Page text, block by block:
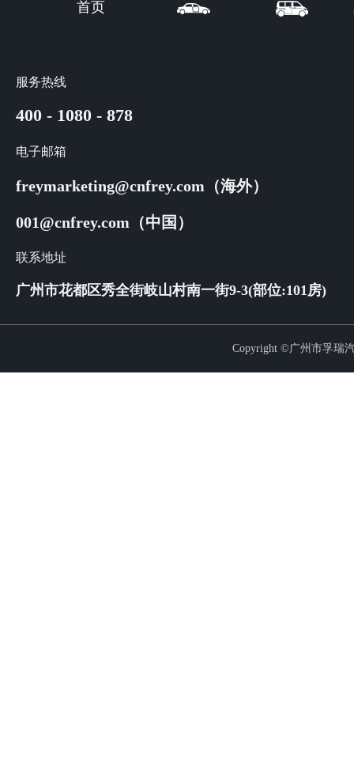
首页
服务热线
400 - 1080 - 878
电子邮箱
freymarketing@cnfrey.com（海外）
001@cnfrey.com（中国）
联系地址
广州市花都区秀全街岐山村南一街9-3(部位:101房)
Copyright ©广州市孚瑞